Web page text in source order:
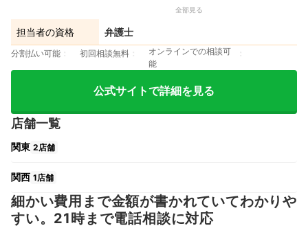
全部見る
担当者の資格 弁護士
分割払い可能 初回相談無料
オンラインでの相談可
能
公式サイトで詳細を見る
店舗一覧
関東 2店舗
関西 1店舗
細かい費用まで金額が書かれていてわかりや
すい。21時まで電話相談に対応